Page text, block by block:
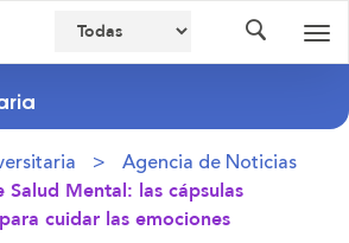
Agencia de Noticias
Salud Mental: las cápsulas
cuidar las emociones